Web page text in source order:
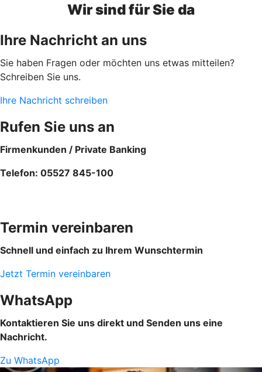
Wir sind für Sie da
Ihre Nachricht an uns
Sie haben Fragen oder möchten uns etwas mitteilen?
Schreiben Sie uns.
Ihre Nachricht schreiben
Rufen Sie uns an
Firmenkunden / Private Banking
Telefon: 05527 845-100
Termin vereinbaren
Schnell und einfach zu Ihrem Wunschtermin
Jetzt Termin vereinbaren
WhatsApp
Kontaktieren Sie uns direkt und Senden uns eine
Nachricht.
Zu WhatsApp